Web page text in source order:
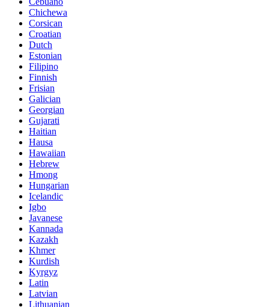
Chichewa
Corsican
Croatian
Dutch
Estonian
Filipino
Finnish
Frisian
Galician
Georgian
Gujarati
Haitian
Hausa
Hawaiian
Hebrew
Hmong
Hungarian
Icelandic
Igbo
Javanese
Kannada
Kazakh
Khmer
Kurdish
Kyrgyz
Latin
Latvian
Lithuanian